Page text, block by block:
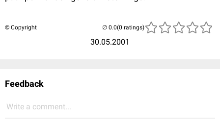
© Copyright
30.05.2001
(0 ratings)
Feedback
Write a comment...